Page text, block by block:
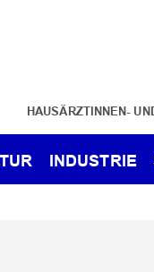
HAUSÄRZTINNEN-
INDUSTRIE